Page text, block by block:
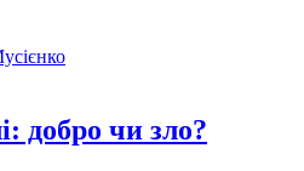
добро чи зло?